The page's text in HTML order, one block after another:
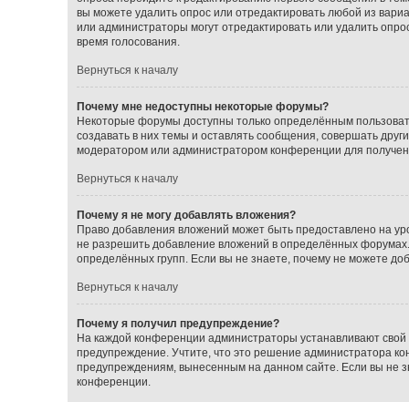
вы можете удалить опрос или отредактировать любой из
или администраторы могут отредактировать или удалить
время голосования.
Вернуться к началу
Почему мне недоступны некоторые форумы?
Некоторые форумы доступны только определённым
создавать в них темы и оставлять сообщения, совершать
модератором или администратором конференции для
Вернуться к началу
Почему я не могу добавлять вложения?
Право добавления вложений может быть предоставлено на
не разрешить добавление вложений в определённых
определённых групп. Если вы не знаете, почему не можете
Вернуться к началу
Почему я получил предупреждение?
На каждой конференции администраторы устанавливают
предупреждение. Учтите, что это решение администратора
предупреждениям, вынесенным на данном сайте. Если вы не
конференции.